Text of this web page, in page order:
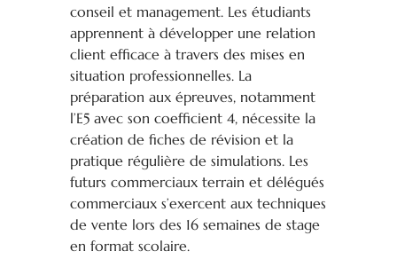
conseil et management. Les étudiants
apprennent à développer une relation
client efficace à travers des mises en
situation professionnelles. La
préparation aux épreuves, notamment
l’E5 avec son coefficient 4, nécessite la
création de fiches de révision et la
pratique régulière de simulations. Les
futurs commerciaux terrain et délégués
commerciaux s’exercent aux techniques
de vente lors des 16 semaines de stage
en format scolaire.